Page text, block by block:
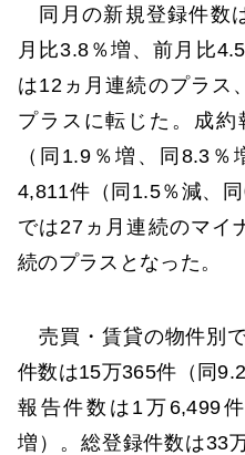
同月の新規登録件数
月比3.8％増、前月比
は12ヵ月連続のプラス
プラスに転じた。成
（同1.9％増、同8.3
4,811件（同1.5％減、
では27ヵ月連続のマイ
続のプラスとなった。
売買・賃貸の物件別
件数は15万365件（同
報告件数は1万6,499
増）。総登録件数は33